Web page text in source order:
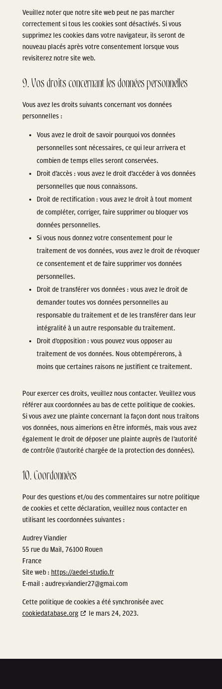
Veuillez noter que notre site web peut ne pas marcher
correctement si tous les cookies sont désactivés. Si vous
supprimez les cookies dans votre navigateur, ils seront de
nouveau placés après votre consentement lorsque vous
revisiterez notre site web.
9. Vos droits concernant les données personnelles
Vous avez les droits suivants concernant vos données
personnelles :
Vous avez le droit de savoir pourquoi vos données
personnelles sont nécessaires, ce qui leur arrivera et
combien de temps elles seront conservées.
Droit d’accès : vous avez le droit d’accéder à vos données
personnelles que nous connaissons.
Droit de rectification : vous avez le droit à tout moment
de compléter, corriger, faire supprimer ou bloquer vos
données personnelles.
Si vous nous donnez votre consentement pour le
traitement de vos données, vous avez le droit de révoquer
ce consentement et de faire supprimer vos données
personnelles.
Droit de transférer vos données : vous avez le droit de
demander toutes vos données personnelles au
responsable du traitement et de les transférer dans leur
intégralité à un autre responsable du traitement.
Droit d’opposition : vous pouvez vous opposer au
traitement de vos données. Nous obtempérerons, à
moins que certaines raisons ne justifient ce traitement.
Pour exercer ces droits, veuillez nous contacter. Veuillez vous
référer aux coordonnées au bas de cette politique de cookies.
Si vous avez une plainte concernant la façon dont nous traitons
vos données, nous aimerions en être informés, mais vous avez
également le droit de déposer une plainte auprès de l’autorité
de contrôle (l’autorité chargée de la protection des données).
10. Coordonnées
Pour des questions et/ou des commentaires sur notre politique
de cookies et cette déclaration, veuillez nous contacter en
utilisant les coordonnées suivantes :
Audrey Viandier
55 rue du Mail, 76100 Rouen
France
Site web : https://aedel-studio.fr
E-mail : audrey.viandier27@gmai.com
Cette politique de cookies a été synchronisée avec
cookiedatabase.org
le mars 24, 2023.